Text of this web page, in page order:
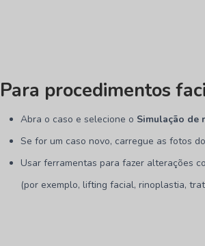
Para procedimentos
Abra o caso e selecione o Simulação de
Se for um caso novo, carregue as fotos
Usar ferramentas para fazer alterações
(por exemplo, lifting facial, rinoplastia,